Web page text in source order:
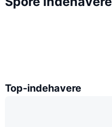
Top-indehavere